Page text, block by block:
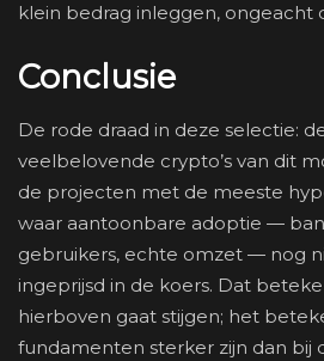
klein bedrag inleggen, ongeacht
Conclusie
De rode draad in deze selectie:
veelbelovende crypto’s van dit
de projecten met de meeste
waar aantoonbare adoptie —
gebruikers, echte omzet — nog
ingeprijsd in de koers. Dat
hierboven gaat stijgen; het
fundamenten sterker zijn dan bij